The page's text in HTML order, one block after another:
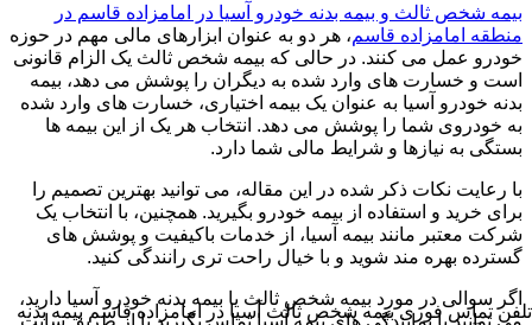
بیمه شخص ثالث و بیمه بدنه خودرو آسیا در امامزاده قاسم در
منطقه امامزاده قاسم، هر دو به عنوان ابزارهای مالی مهم در حوزه
خودرو عمل می کنند. در حالی که بیمه شخص ثالث یک الزام قانونی
است و خسارت های وارد شده به دیگران را پوشش می دهد، بیمه
بدنه خودرو آسیا به عنوان یک بیمه اختیاری، خسارت های وارد شده
به خودروی شما را پوشش می دهد. انتخاب هر یک از این بیمه ها
بستگی به نیازها و شرایط مالی شما دارد.
با رعایت نکات ذکر شده در این مقاله، می توانید بهترین تصمیم را
برای خرید و استفاده از بیمه خودرو بگیرید. همچنین، با انتخاب یک
شرکت معتبر مانند بیمه آسیا، از خدمات باکیفیت و پوشش های
گسترده بهره مند شوید و با خیال راحت تری رانندگی کنید.
اگر سوالی در مورد بیمه شخص ثالث یا بیمه بدنه خودرو آسیا دارید،
می توانید با نمایندگی های بیمه آسیا تماس بگیرید یا از طریق سایت
تلفن تماس فوریبیمه شخص ثالث آسیا در امامزاده قاسم بیمه بدنه